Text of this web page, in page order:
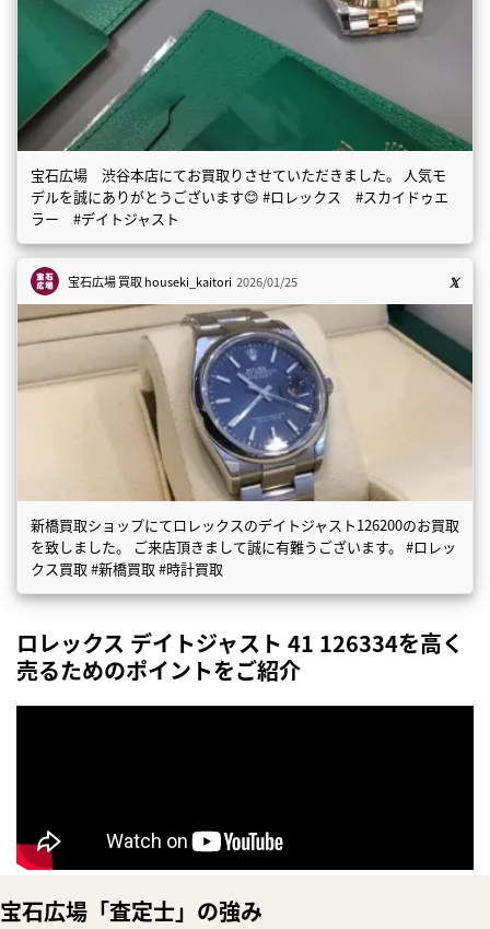
宝石広場 渋谷本店にてお買取りさせていただきました。 人気モ
デルを誠にありがとうございます😊 #ロレックス #スカイドゥエ
ラー #デイトジャスト
宝石広場 買取houseki_kaitori 2026/01/25
新橋買取ショップにてロレックスのデイトジャスト126200のお買取
を致しました。 ご来店頂きまして誠に有難うございます。 #ロレッ
クス買取 #新橋買取 #時計買取
ロレックス デイトジャスト 41 126334を高く
売るためのポイントをご紹介
宝石広場「査定士」の強み